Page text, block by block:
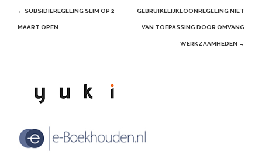
Post
navigation
← SUBSIDIEREGELING SLIM OP 2
MAART OPEN
GEBRUIKELIJKLOONREGELING NIET
VAN TOEPASSING DOOR OMVANG
WERKZAAMHEDEN →